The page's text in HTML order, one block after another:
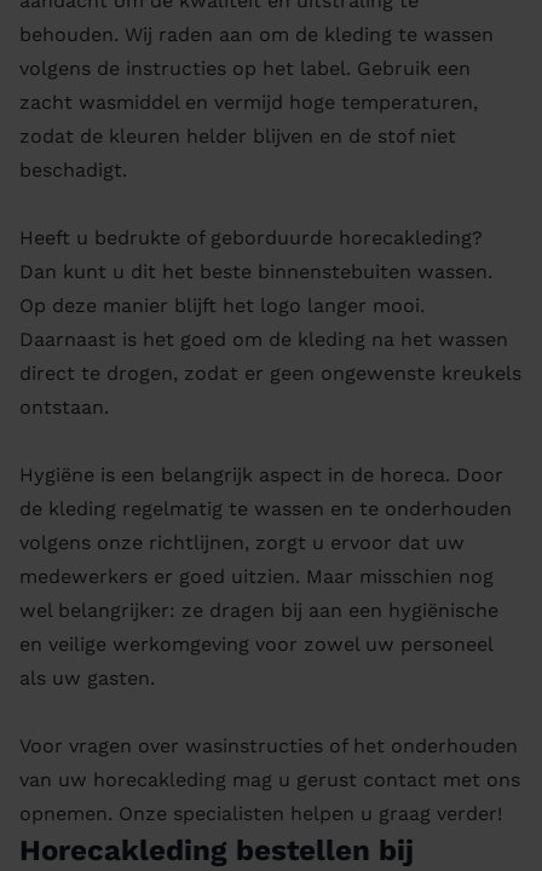
behouden. Wij raden aan om de kleding te wassen
volgens de instructies op het label. Gebruik een
zacht wasmiddel en vermijd hoge temperaturen,
zodat de kleuren helder blijven en de stof niet
beschadigt.
Heeft u bedrukte of geborduurde horecakleding?
Dan kunt u dit het beste binnenstebuiten wassen.
Op deze manier blijft het logo langer mooi.
Daarnaast is het goed om de kleding na het wassen
direct te drogen, zodat er geen ongewenste kreukels
ontstaan.
Hygiëne is een belangrijk aspect in de horeca. Door
de kleding regelmatig te wassen en te onderhouden
volgens onze richtlijnen, zorgt u ervoor dat uw
medewerkers er goed uitzien. Maar misschien nog
wel belangrijker: ze dragen bij aan een hygiënische
en veilige werkomgeving voor zowel uw personeel
als uw gasten.
Voor vragen over wasinstructies of het onderhouden
van uw horecakleding mag u gerust contact met ons
opnemen. Onze specialisten helpen u graag verder!
Horecakleding bestellen bij